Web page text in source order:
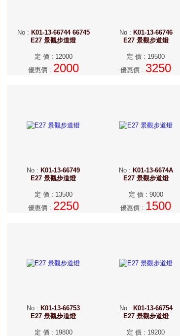
No: K01-13-66744 66745
E27 景觀步道燈
定 價: 12000
優惠價: 2000
No: K01-13-66746
E27 景觀步道燈
定 價 : 19500
優惠價 : 3250
No : K01-13-66749
E27 景觀步道燈
定 價: 13500
優惠價: 2250
No: K01-13-6674A
E27 景觀步道燈
定 價: 9000
優惠價 : 1500
No : K01-13-66753
E27 景觀步道燈
定 價: 19800
No: K01-13-66754
E27 景觀步道燈
定 價 : 19200